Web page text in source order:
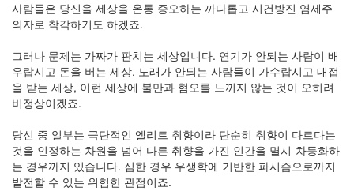
사람들은 당신을 세상을 온통 증오하는 까다롭고 시건방진 염세주
의자로 착각하기도 하겠죠.
그러나 문제는 가짜가 판치는 세상입니다. 연기가 안되는 사람이 배
우랍시고 돈을 버는 세상, 노래가 안되는 사람들이 가수랍시고 대접
을 받는 세상, 이런 세상에 불만과 혐오를 느끼지 않는 것이 오히려
비정상이겠죠.
당신 중 일부는 극단적인 엘리트 취향이라 단순히 취향이 다르다는
것을 인정하는 차원을 넘어 다른 취향을 가진 인간을 멸시-차등화하
는 경우까지 있습니다. 심한 경우 우생학에 기반한 파시즘으로까지
발전할 수 있는 위험한 관점이죠.